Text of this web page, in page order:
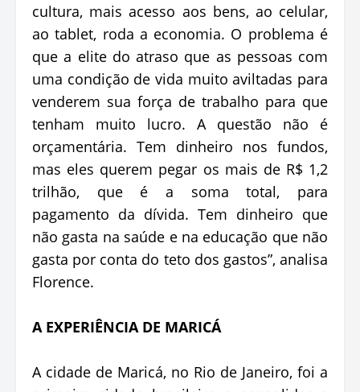
cultura, mais acesso aos bens, ao celular,
ao tablet, roda a economia. O problema é
que a elite do atraso que as pessoas com
uma condição de vida muito aviltadas para
venderem sua força de trabalho para que
tenham muito lucro. A questão não é
orçamentária. Tem dinheiro nos fundos,
mas eles querem pegar os mais de R$ 1,2
trilhão, que é a soma total, para
pagamento da dívida. Tem dinheiro que
não gasta na saúde e na educação que não
gasta por conta do teto dos gastos”, analisa
Florence.
A EXPERIÊNCIA DE MARICÁ
A cidade de Maricá, no Rio de Janeiro, foi a